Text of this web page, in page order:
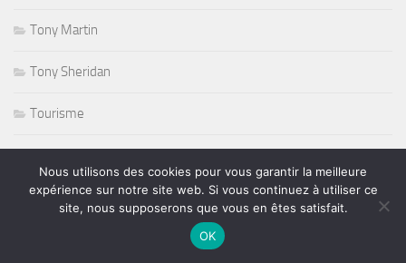
Tony Martin
Tony Sheridan
Tourisme
ufc
Nous utilisons des cookies pour vous garantir la meilleure
expérience sur notre site web. Si vous continuez à utiliser ce
site, nous supposerons que vous en êtes satisfait.
OK